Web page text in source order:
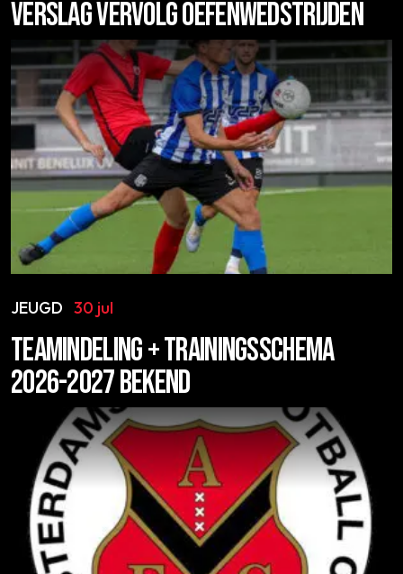
VERSLAG VERVOLG OEFENWEDSTRIJDEN
JEUGD 30 jul
TEAMINDELING + TRAININGSSCHEMA
2026-2027 BEKEND